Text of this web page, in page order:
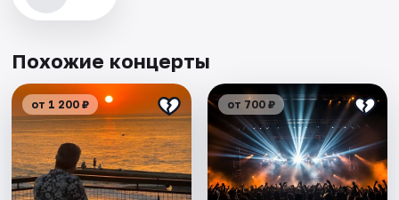
Похожие концерты
от 1 200 ₽ от 700 ₽